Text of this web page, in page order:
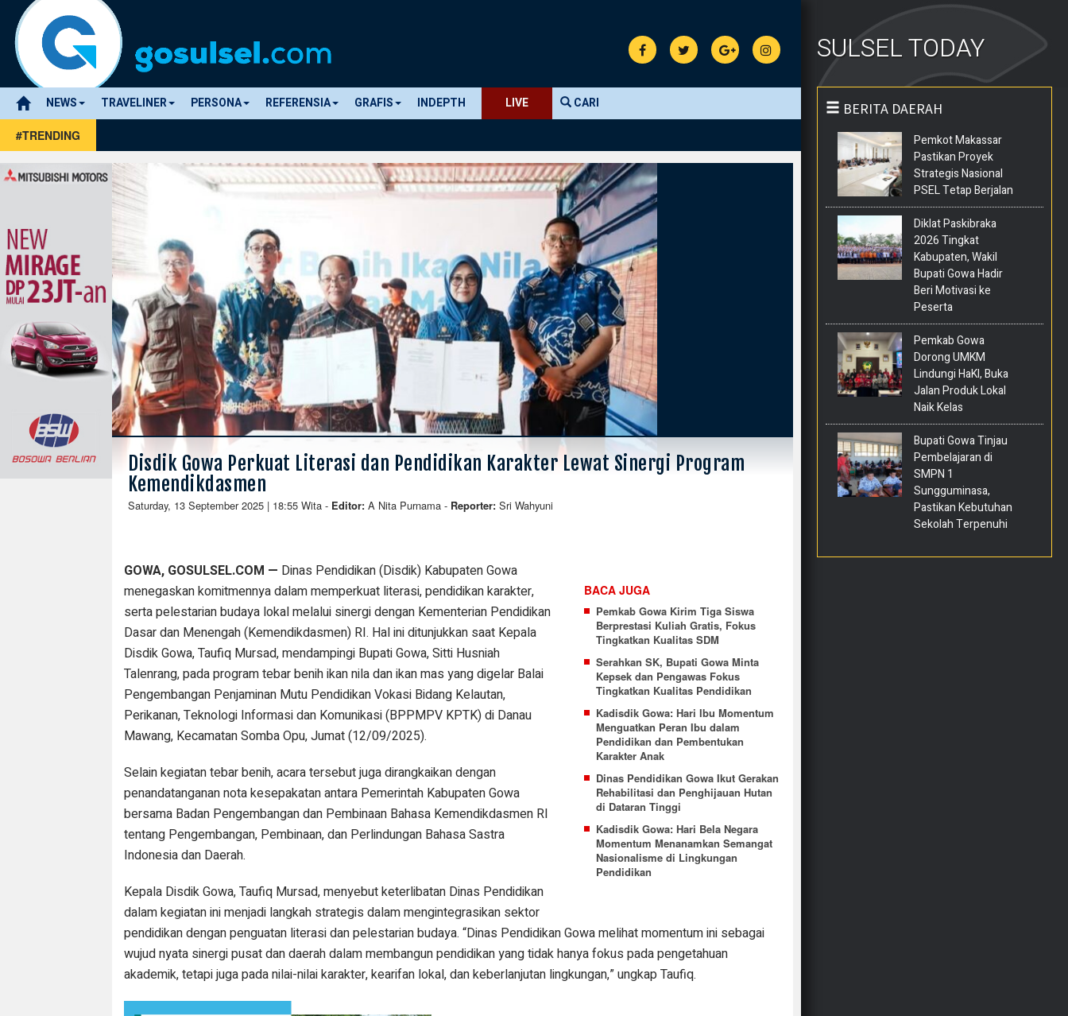
NEWS TRAVELINER PERSONA REFERENSIA GRAFIS INDEPTH LIVE CARI
#TRENDING
Disdik Gowa Perkuat Literasi dan Pendidikan Karakter Lewat Sinergi Program
Kemendikdasmen
Saturday, 13 September 2025 | 18:55 Wita - Editor:A Nita Purnama - Reporter:Sri Wahyuni
BACA JUGA
Pemkab Gowa Kirim Tiga Siswa
Berprestasi Kuliah Gratis, Fokus
Tingkatkan Kualitas SDM
Serahkan SK, Bupati Gowa Minta
Kepsek dan Pengawas Fokus
Tingkatkan Kualitas Pendidikan
Kadisdik Gowa: Hari Ibu Momentum
Menguatkan Peran Ibu dalam
Pendidikan dan Pembentukan
Karakter Anak
Dinas Pendidikan Gowa Ikut Gerakan
Rehabilitasi dan Penghijauan Hutan
di Dataran Tinggi
Kadisdik Gowa: Hari Bela Negara
Momentum Menanamkan Semangat
Nasionalisme di Lingkungan
Pendidikan
GOWA, GOSULSEL.COM — Dinas Pendidikan (Disdik) Kabupaten Gowa
menegaskan komitmennya dalam memperkuat literasi, pendidikan karakter,
serta pelestarian budaya lokal melalui sinergi dengan Kementerian Pendidikan
Dasar dan Menengah (Kemendikdasmen) RI. Hal ini ditunjukkan saat Kepala
Disdik Gowa, Taufiq Mursad, mendampingi Bupati Gowa, Sitti Husniah
Talenrang, pada program tebar benih ikan nila dan ikan mas yang digelar Balai
Pengembangan Penjaminan Mutu Pendidikan Vokasi Bidang Kelautan,
Perikanan, Teknologi Informasi dan Komunikasi (BPPMPV KPTK) di Danau
Mawang, Kecamatan Somba Opu, Jumat (12/09/2025).
Selain kegiatan tebar benih, acara tersebut juga dirangkaikan dengan
penandatanganan nota kesepakatan antara Pemerintah Kabupaten Gowa
bersama Badan Pengembangan dan Pembinaan Bahasa Kemendikdasmen RI
tentang Pengembangan, Pembinaan, dan Perlindungan Bahasa Sastra
Indonesia dan Daerah.
Kepala Disdik Gowa, Taufiq Mursad, menyebut keterlibatan Dinas Pendidikan
dalam kegiatan ini menjadi langkah strategis dalam mengintegrasikan sektor
pendidikan dengan penguatan literasi dan pelestarian budaya. “Dinas Pendidikan Gowa melihat momentum ini sebagai
wujud nyata sinergi pusat dan daerah dalam membangun pendidikan yang tidak hanya fokus pada pengetahuan
akademik, tetapi juga pada nilai-nilai karakter, kearifan lokal, dan keberlanjutan lingkungan,” ungkap Taufiq.
SULSEL TODAY
BERITA DAERAH
Pemkot Makassar
Pastikan Proyek
Strategis Nasional
PSEL Tetap Berjalan
Diklat Paskibraka
2026 Tingkat
Kabupaten, Wakil
Bupati Gowa Hadir
Beri Motivasi ke
Peserta
Pemkab Gowa
Dorong UMKM
Lindungi HaKI, Buka
Jalan Produk Lokal
Naik Kelas
Bupati Gowa Tinjau
Pembelajaran di
SMPN 1
Sungguminasa,
Pastikan Kebutuhan
Sekolah Terpenuhi